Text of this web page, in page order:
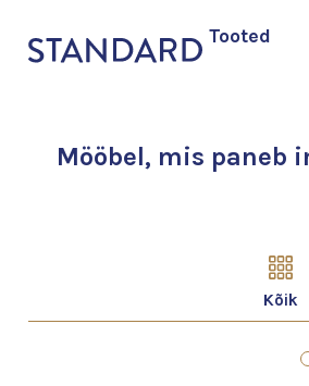
Tooted
Mööbel, mis paneb
Kõik